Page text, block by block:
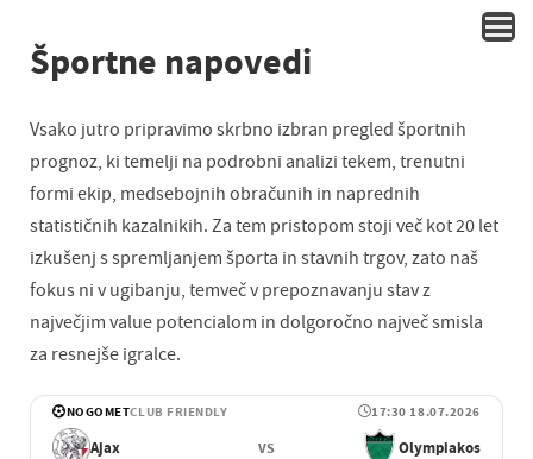
Športne napovedi
Vsako jutro pripravimo skrbno izbran pregled športnih
prognoz, ki temelji na podrobni analizi tekem, trenutni
formi ekip, medsebojnih obračunih in naprednih
statističnih kazalnikih. Za tem pristopom stoji več kot 20 let
izkušenj s spremljanjem športa in stavnih trgov, zato naš
fokus ni v ugibanju, temveč v prepoznavanju stav z
največjim value potencialom in dolgoročno največ smisla
za resnejše igralce.
NOGOMETCLUB FRIENDLY 17:30 18.07.2026
Ajax VS Olympiakos